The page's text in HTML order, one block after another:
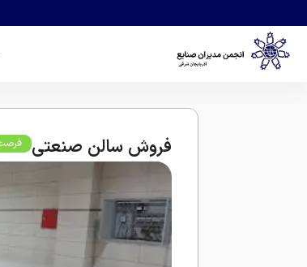
فروش سالن صنعتی